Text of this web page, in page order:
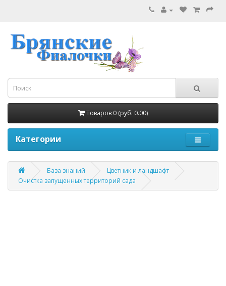
Товаров 0 (руб. 0.00)
Категории
База знаний
Цветник и ландшафт
Очистка запущенных территорий сада